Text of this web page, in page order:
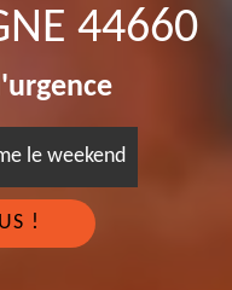
44660
le weekend
!